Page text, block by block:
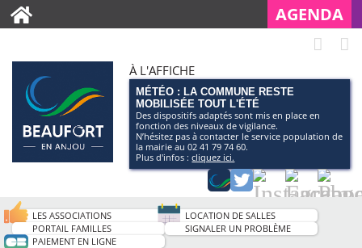
AGENDA
À L'AFFICHE
MÉTÉO : LA COMMUNE RESTE
MOBILISÉE TOUT L'ÉTÉ
Des dispositifs adaptés sont mis en place en
fonction des niveaux de vigilance.
N’hésitez pas à contacter le service population de
la mairie au 02 41 79 74 60.
Plus d'infos :cliquez ici.
Application
smartphone
de
Twitter
Instagram
LES ASSOCIATIONS
LOCATION DE SALLES
PORTAIL FAMILLES
SIGNALER UN PROBLÈME
PAIEMENT EN LIGNE